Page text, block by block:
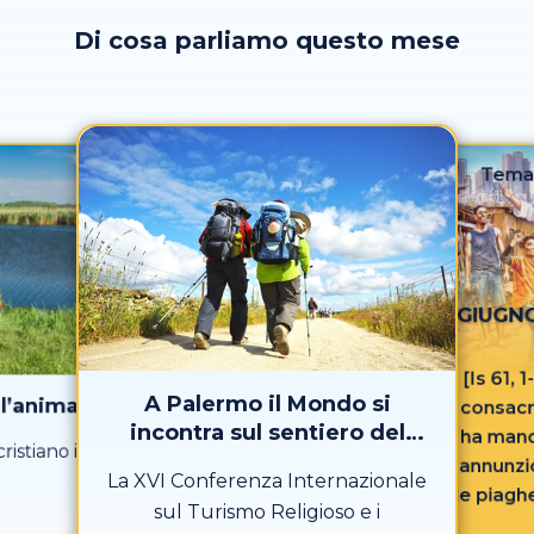
Di cosa parliamo questo mese
in
A Palermo il Mondo si
incontra sul sentiero del
La XVI Conferenza Internazionale
sul Turismo Religioso e i
[Is 61,
ha
le